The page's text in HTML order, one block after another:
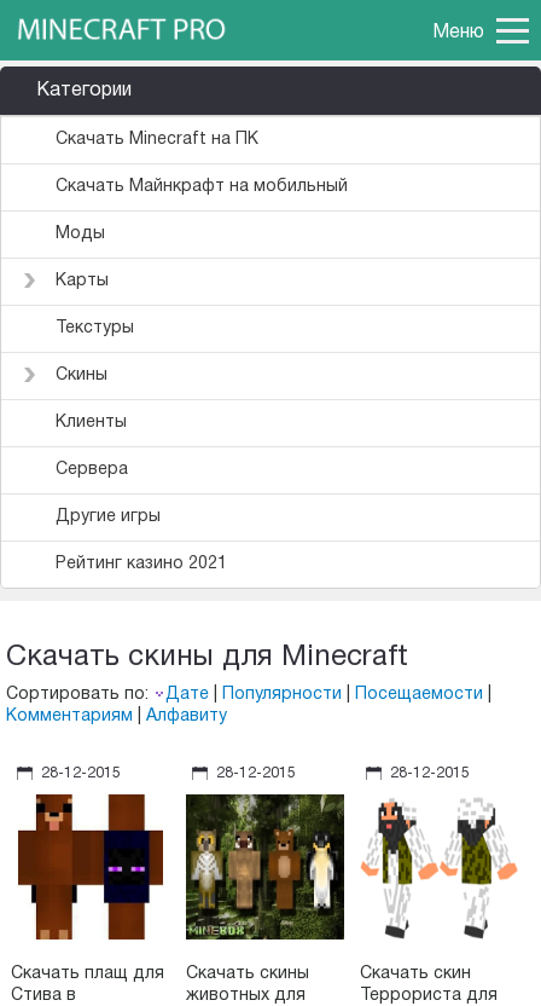
Меню
Категории
Скачать Minecraft на ПК
Скачать Майнкрафт на мобильный
Моды
Карты
Текстуры
Скины
Клиенты
Сервера
Другие игры
Рейтинг казино 2021
Скачать скины для Minecraft
Сортировать по: Дате Популярности Посещаемости
Комментариям
Алфавиту
28-12-2015
Скачать плащ для
Стива в
28-12-2015
Скачать скины
животных для
28-12-2015
Скачать скин
Террориста для